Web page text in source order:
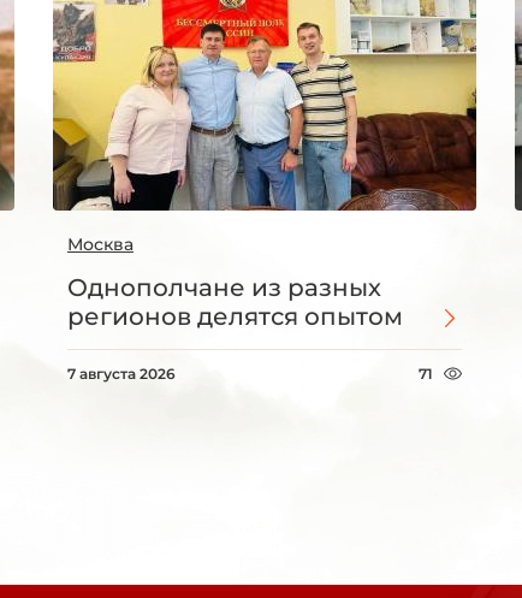
Москва
Однополчане из разных
регионов делятся опытом
7 августа 2026 71